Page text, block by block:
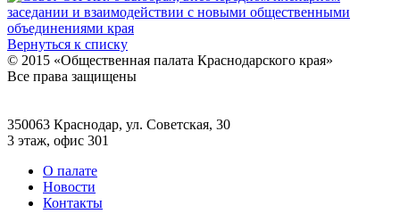
Вернуться к списку
© 2015 «Общественная палата Краснодарского края»
Все права защищены
350063 Краснодар, ул. Советская, 30
3 этаж, офис 301
О палате
Новости
Контакты